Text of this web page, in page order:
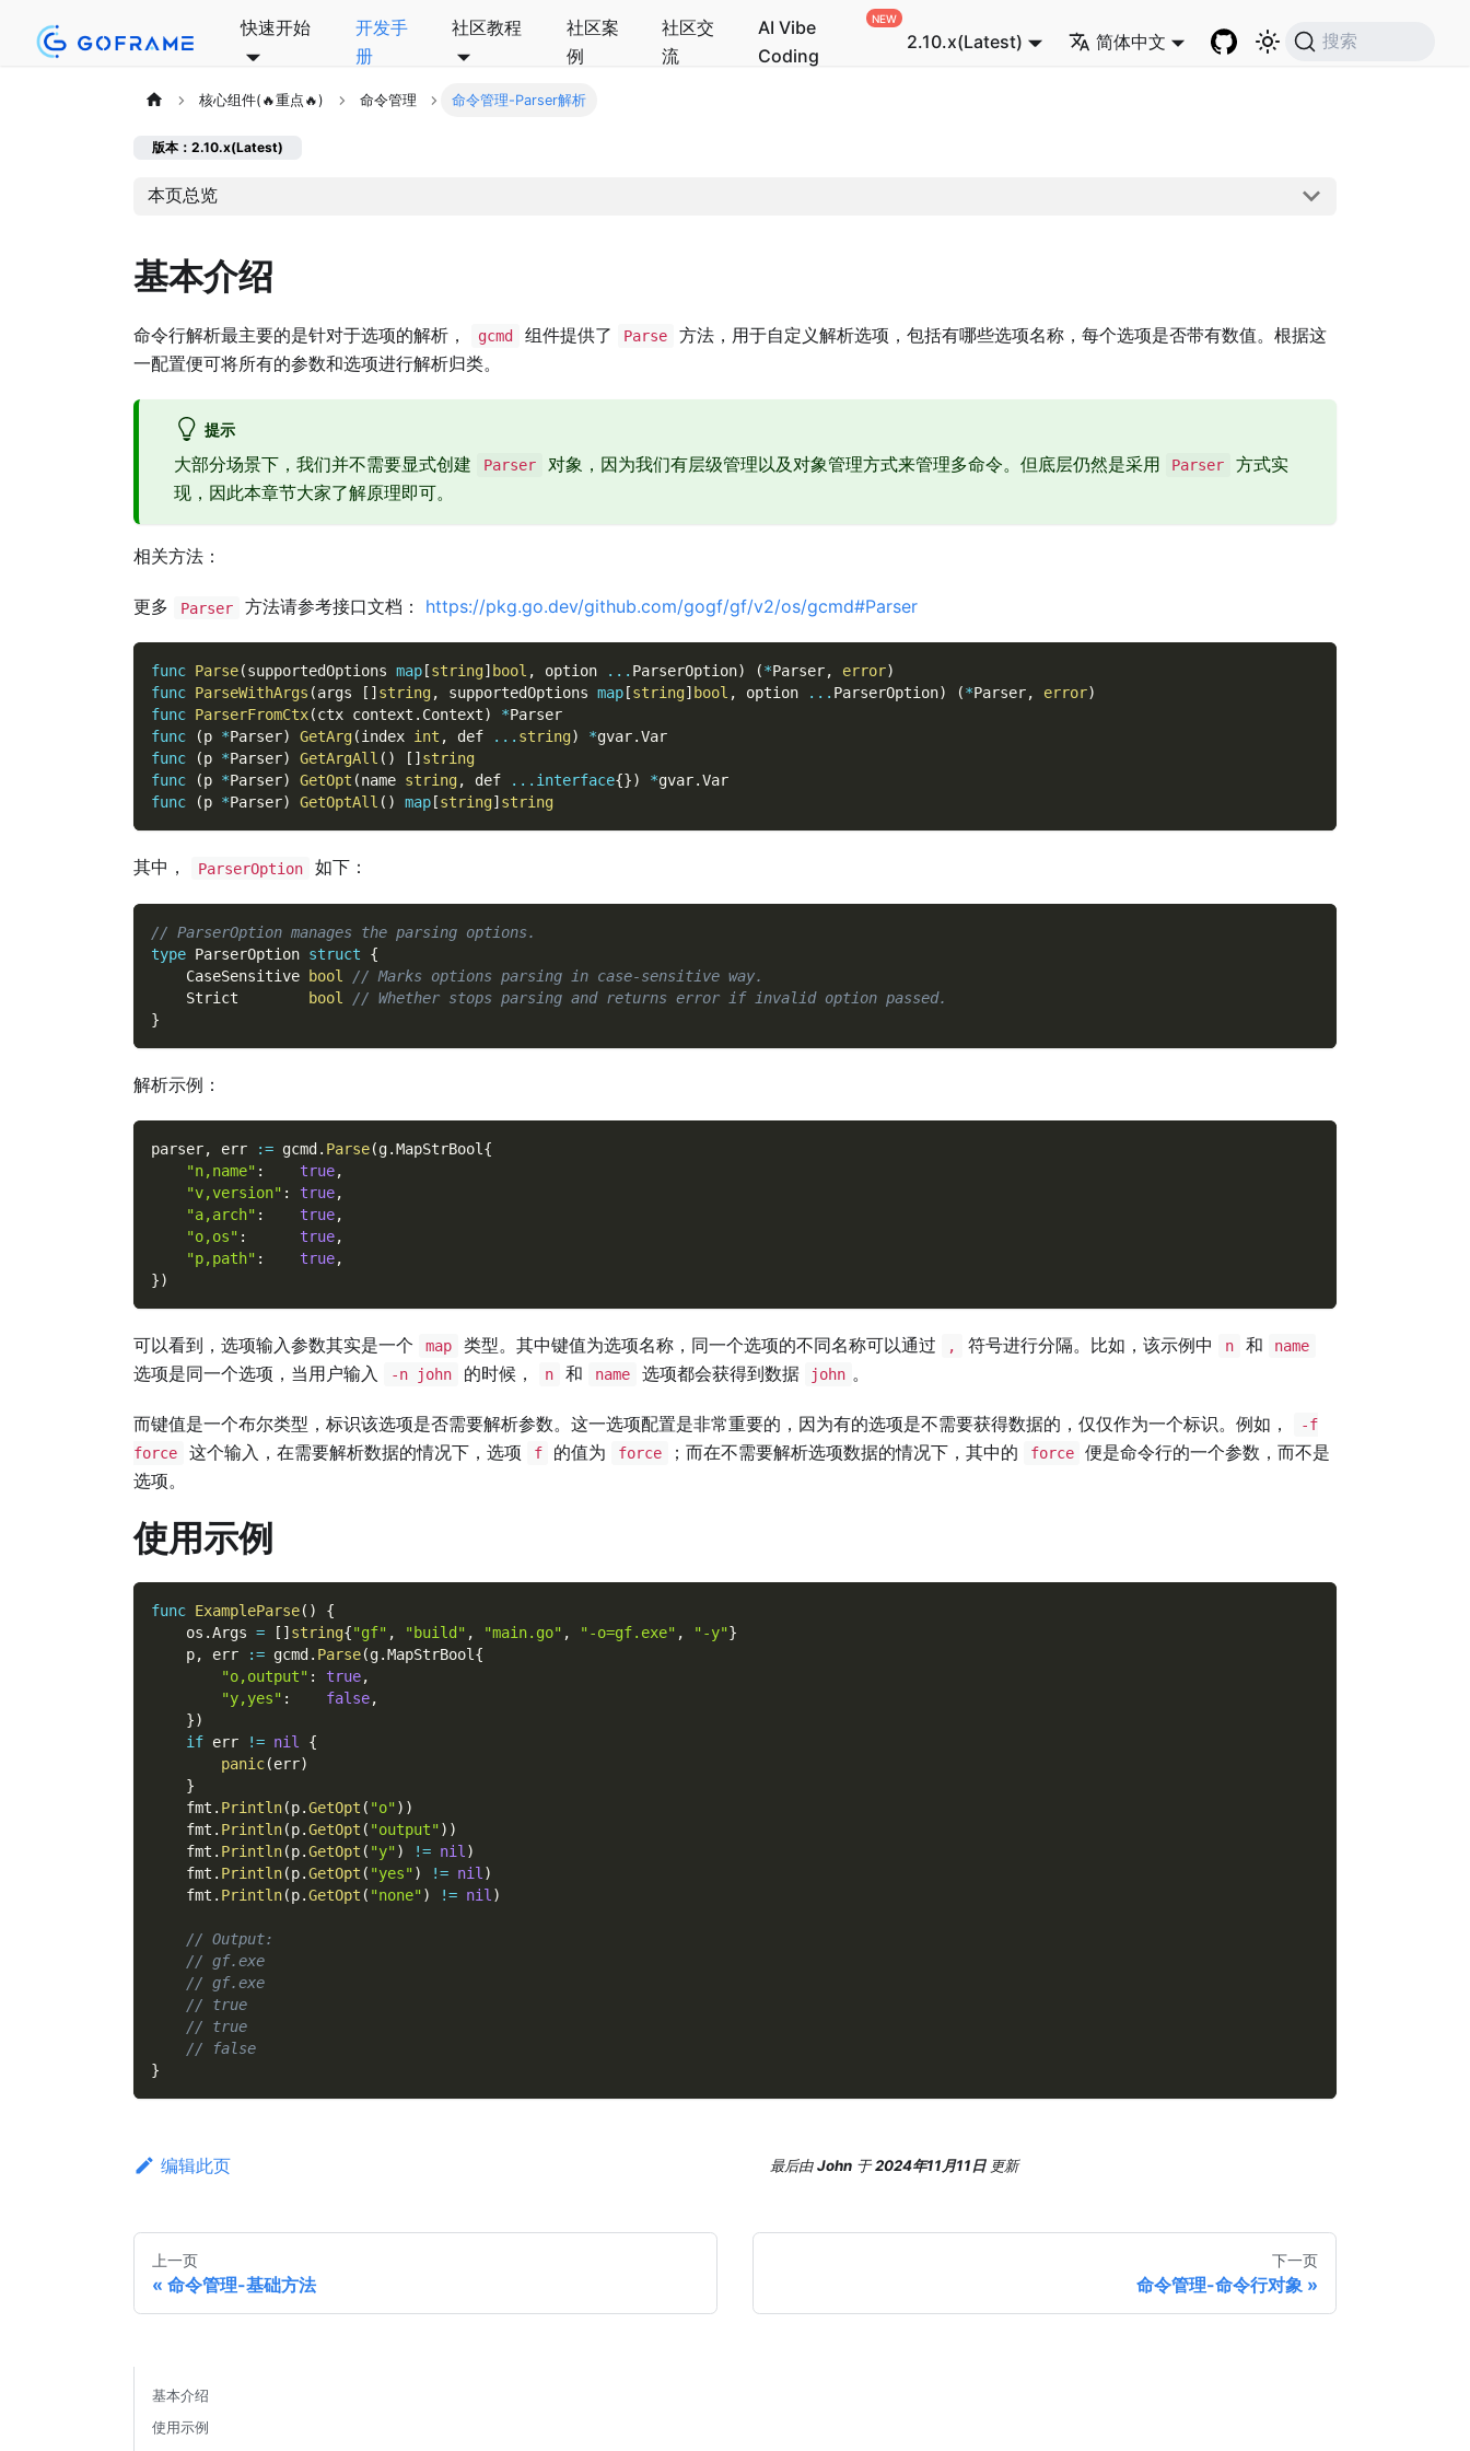
快速开始
开发手
册
社区教程
社区案
例
社区交
流
AI Vibe
Coding
2.10.x(Latest) 简体中文 搜索
核心组件(🔥重点🔥) 命令管理 命令管理-Parser解析
版本：2.10.x(Latest)
本页总览
基本介绍
命令行解析最主要的是针对于选项的解析， gcmd 组件提供了 Parse
方法，用于自定义解析选项，包括有哪些选项名称，每个选项是否带有数值。根据这
一配置便可将所有的参数和选项进行解析归类。
提示
大部分场景下，我们并不需要显式创建 Parser 对象，因为我们有层级管理以及对象管理方式来管理多命令。但底层仍然是采用 Parser
方式实
现，因此本章节大家了解原理即可。
相关方法：
更多 Parser 方法请参考接口文档： https://pkg.go.dev/github.com/gogf/gf/v2/os/gcmd#Parser
func Parse(supportedOptions map [string] bool , option ... ParserOption) (*Parser, error)
func ParseWithArgs (args [ ] string, supportedOptions map [string] bool , option ... ParserOption) (*Parser, error)
func ParserFromCtx(ctx context . Context) *Parser
func
(p *Parser) GetArg(index int , def ... string) *gvar.Var
func
(p *Parser) GetArgAll ( ) [ ] string
func
(p *Parser) GetOpt (name string, def ... interface{}) *gvar.Var
func
(p *Parser) GetOptAll ( ) map [string] string
其中， ParserOption 如下：
// ParserOption manages the parsing options.
type ParserOption struct
{
    CaseSensitive
bool
// Marks options parsing in case-sensitive way.
    Strict
bool
// Whether stops parsing and returns error if invalid option passed.
}
解析示例：
parser, err := gcmd. Parse(g.MapStrBool {
"n,name" : true,
"v,version" : true,
"a,arch" : true,
"o,os" : true,
"p,path" : true,
})
可以看到，选项输入参数其实是一个 map 类型。其中键值为选项名称，同一个选项的不同名称可以通过 , 符号进行分隔。比如，该示例中 n 和 name
选项是同一个选项，当用户输入 -n john 的时候， n 和 name 选项都会获得到数据 john 。
而键值是一个布尔类型，标识该选项是否需要解析参数。这一选项配置是非常重要的，因为有的选项是不需要获得数据的，仅仅作为一个标识。例如，
-f
force
这个输入，在需要解析数据的情况下，选项 f 的值为 force ；而在不需要解析选项数据的情况下，其中的 force
便是命令行的一个参数，而不是
选项。
使用示例
func ExampleParse( )
{
    os
.Args = [ ] string{"gf" , "build" , "main.go" , "-o=gf.exe" , "-y"}
    p
, err := gcmd . Parse(g.MapStrBool {
"o,output" : true,
"y,yes" : false,
})
if err != nil
{
panic(err)
}
    fmt
. Println(p.GetOpt ( "o") )
    fmt
. Println(p.GetOpt ( "output") )
    fmt
. Println(p.GetOpt ( "y") != nil )
    fmt
. Println(p.GetOpt ( "yes") != nil )
    fmt
. Println(p.GetOpt ( "none") != nil )
// Output:
// gf.exe
// gf.exe
// true
// true
// false
}
编辑此页 最后由John 于2024年11月11日 更新
上一页
命令管理-基础方法
下一页
命令管理-命令行对象
基本介绍
使用示例